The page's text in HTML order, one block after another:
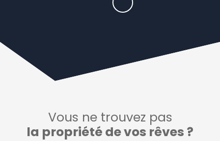
Vous ne trouvez pas
la propriété de vos rêves ?